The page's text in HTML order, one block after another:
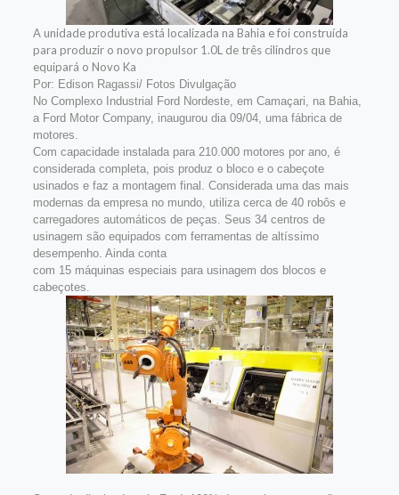
A unidade produtiva está localizada na Bahia e foi construída
para produzir o novo propulsor 1.0L de três cilindros que
equipará o Novo Ka
Por: Edison Ragassi/ Fotos Divulgação
No Complexo Industrial Ford Nordeste, em Camaçari, na Bahia,
a Ford Motor Company, inaugurou dia 09/04, uma fábrica de
motores.
Com capacidade instalada para 210.000 motores por ano, é
considerada completa, pois produz o bloco e o cabeçote
usinados e faz a montagem final. Considerada uma das mais
modernas da empresa no mundo, utiliza cerca de 40 robôs e
carregadores automáticos de peças. Seus 34 centros de
usinagem são equipados com ferramentas de altíssimo
desempenho. Ainda conta
com 15 máquinas especiais para usinagem dos blocos e
cabeçotes.